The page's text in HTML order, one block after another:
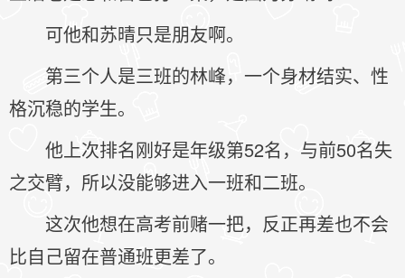
可他和苏晴只是朋友啊。
第三个人是三班的林峰，一个身材结实、性
格沉稳的学生。
他上次排名刚好是年级第52名，与前50名失
之交臂，所以没能够进入一班和二班。
这次他想在高考前赌一把，反正再差也不会
比自己留在普通班更差了。